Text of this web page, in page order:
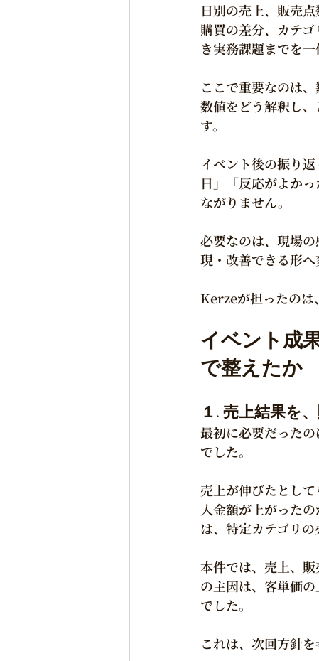
日別の売上、販売
購買の差分、カテ
き実務課題までを一
ここで重要なのは
数値をどう解釈し
す。
イベント後の振り
日」「反応がよか
ながりません。
必要なのは、現場
現・改善できる形へ
Kerzeが担ったのは
イベント成
で整えたか
１. 売上結果を
最初に必要だった
でした。
売上が伸びたとし
入金額が上がった
は、特定カテゴリの
本件では、売上、
の主因は、客単価
でした。
これは、次回方針を